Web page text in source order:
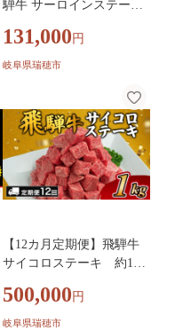
騨牛 サーロインステーキ
牛 ステーキ サーロイン 赤
身 赤身肉 赤身飛騨牛 ステ
牛 飛騨 牛サーロイン 飛騨
牛サーロイン 和牛サーロ
イン お中元 お歳暮 ギフト
贈答用 牛肉ギフト 飛騨牛
ギフト 和牛ギフト 飛騨牛
赤身 牛肉赤身 飛騨うし
131,000 円
岐阜県瑞穂市
【12カ月定期便】飛騨牛
サイコロステーキ 約1kg
ランド牛 サイコロステー
キ ステーキ 飛騨牛 飛騨牛
500,000 円
岐阜県瑞穂市